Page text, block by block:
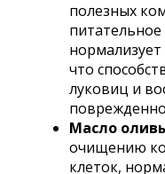
полезных
что
луковиц и
Масло
очищению
клеток,